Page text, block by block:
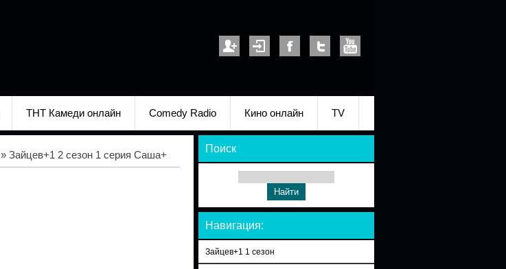
ТНТ Камеди онлайн Comedy Radio Кино онлайн TV
» Зайцев+1 2 сезон 1 серия Саша+
Поиск
Навигация:
Зайцев+1 1 сезон